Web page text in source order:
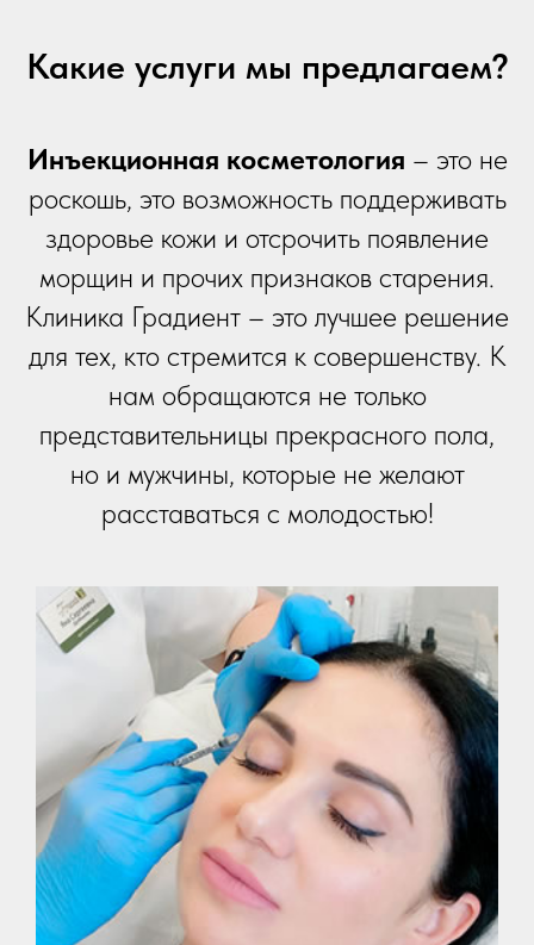
Какие услуги мы предлагаем?
Инъекционная косметология – это не
роскошь, это возможность поддерживать
здоровье кожи и отсрочить появление
морщин и прочих признаков старения.
Клиника Градиент – это лучшее решение
для тех, кто стремится к совершенству. К
нам обращаются не только
представительницы прекрасного пола,
но и мужчины, которые не желают
расставаться с молодостью!